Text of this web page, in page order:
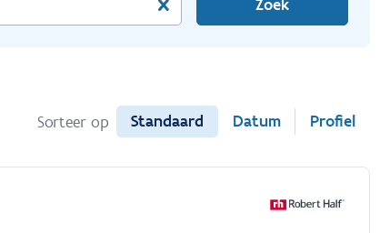
Zoek
Sorteer op Standaard Datum Profiel